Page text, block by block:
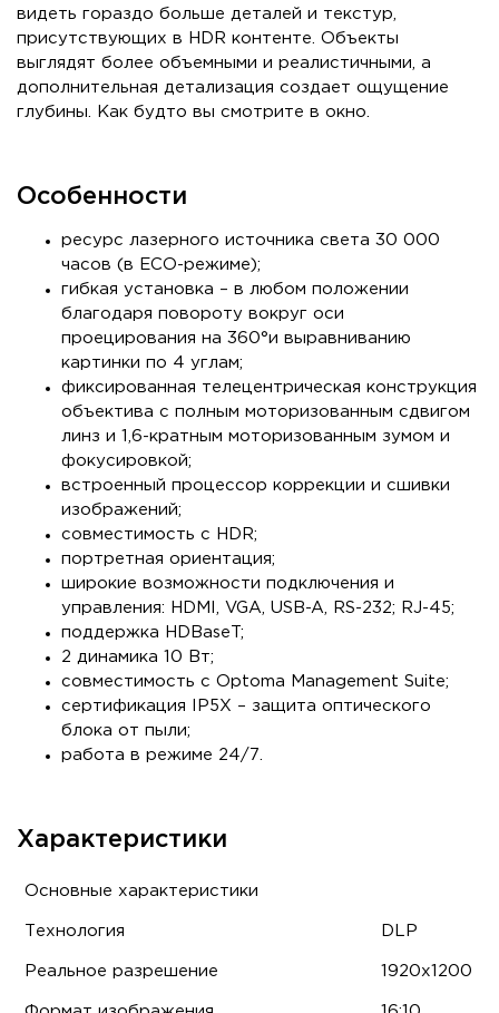
видеть гораздо больше деталей и текстур,
присутствующих в HDR контенте. Объекты
выглядят более объемными и реалистичными, а
дополнительная детализация создает ощущение
глубины. Как будто вы смотрите в окно.
Особенности
ресурс лазерного источника света 30 000
часов (в ECO-режиме);
гибкая установка – в любом положении
благодаря повороту вокруг оси
проецирования на 360°и выравниванию
картинки по 4 углам;
фиксированная телецентрическая конструкция
объектива с полным моторизованным сдвигом
линз и 1,6-кратным моторизованным зумом и
фокусировкой;
встроенный процессор коррекции и сшивки
изображений;
совместимость с HDR;
портретная ориентация;
широкие возможности подключения и
управления: HDMI, VGA, USB-A, RS-232; RJ-45;
поддержка HDBaseT;
2 динамика 10 Вт;
совместимость с Optoma Management Suite;
сертификация IP5X – защита оптического
блока от пыли;
работа в режиме 24/7.
Характеристики
Основные характеристики
Технология DLP
Реальное разрешение 1920x1200